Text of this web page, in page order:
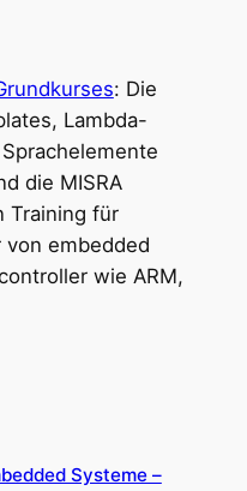
: Die
Lambda-
die MISRA
Training für
embedded
wie ARM,
Systeme –